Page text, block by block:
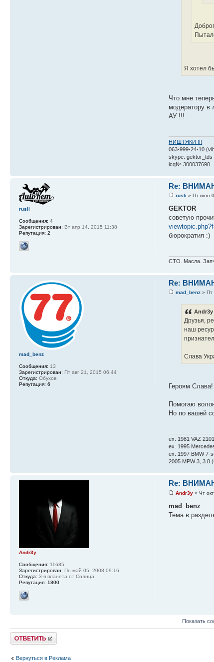
Я хотел
Что мне
модератору в
АУ !!!
НИШТЯКИ !!!
063-999-24-10
skype: gektor_tds
icq№ 300037690
Re:
rusli » Пт июн
GEKTOR
советую
бюрократия :)
СТО. Масла.
rusli
Сообщения: 4
Зарегистрирован: Вт апр 14, 2015 11:38
Репутация: 2
Re:
mad_benz » Пт
Andr3y
Друзья,
наш
Слава
Героям Слава!
Помогаю
Но по вашей
ex. 1981 VAZ
ex. 1995
ex. 1997 BMW 7-
2005 MPW 3, 3.8
mad_benz
Сообщения: 13
Зарегистрирован: Пт авг 21, 2015 06:44
Откуда: Обухов
Репутация: 6
Re:
Andr3y » Чт
mad_benz
Тема в
Andr3y
Сообщения: 11685
Зарегистрирован: Пн май 05, 2008 09:16
Откуда: 3-я планета от Солнца
Репутация: 1800
Показать
Ответить
Вернуться в Реклама